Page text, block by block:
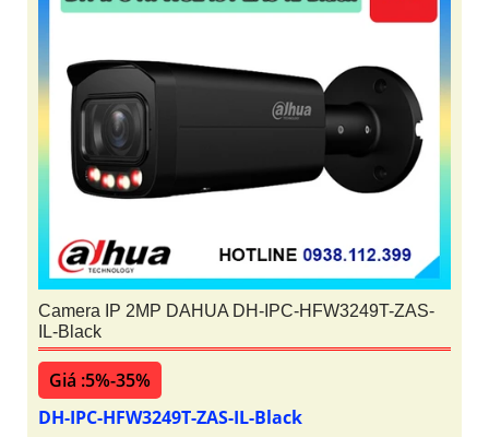
Camera IP 2MP DAHUA DH-IPC-HFW3249T-ZAS-
IL-Black
Giá :5%-35%
DH-IPC-HFW3249T-ZAS-IL-Black